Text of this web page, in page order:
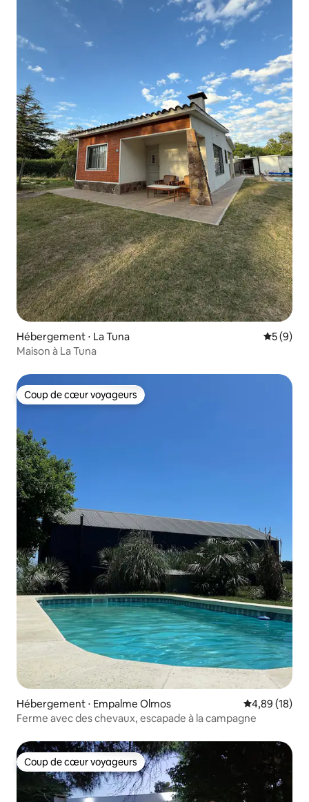
Hébergement ⋅ La Tuna
5 (9)
Maison à La Tuna
Coup de cœur voyageurs
Coup de cœur voyageurs
Hébergement ⋅ Empalme Olmos Évaluation
4,89 (18)
Ferme avec des chevaux, escapade à la campagne
Coup de cœur voyageurs
Coup de cœur voyageurs